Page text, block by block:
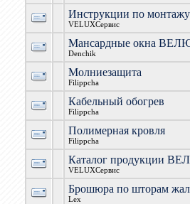
Инструкции по
VELUXСервис
Мансардные окна
Denchik
Молниезащита
Filippcha
Кабельный обогрев
Filippcha
Полимерная кровля
Filippcha
Каталог продукции
VELUXСервис
Брошюра по шторам
Lex